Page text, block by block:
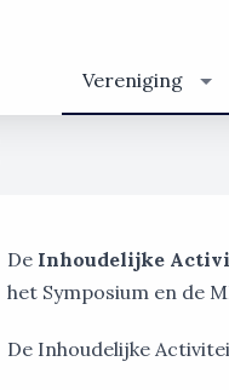
Vereniging
De Inhoudelijke
het Symposium en de
De Inhoudelijke